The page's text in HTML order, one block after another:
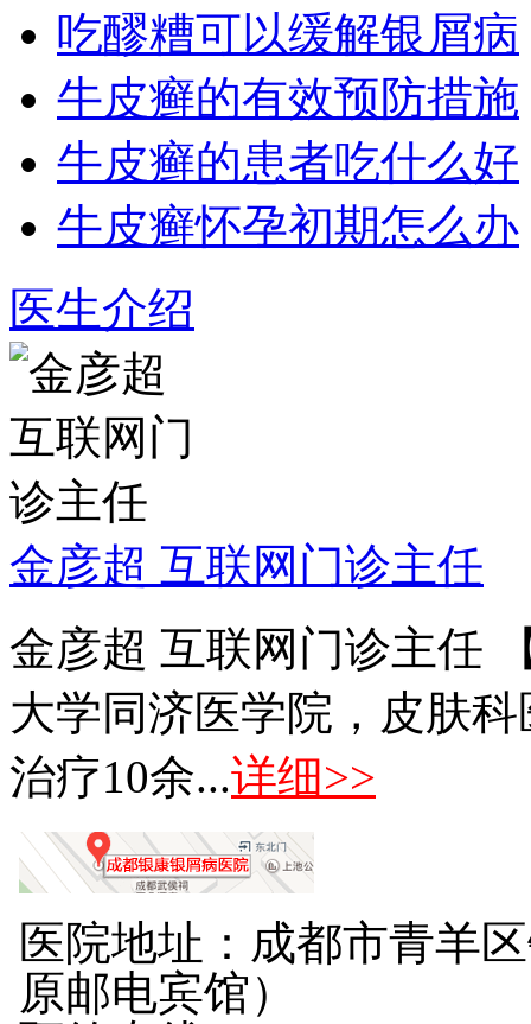
吃醪糟可以缓解银屑病
牛皮癣的有效预防措施
牛皮癣的患者吃什么好
牛皮癣怀孕初期怎么办
医生介绍
金彦超 互联网门诊主任
金彦超 互联网门诊主任
大学同济医学院，皮肤
治疗10余...详细>>
医院地址：成都市青羊
原邮电宾馆）